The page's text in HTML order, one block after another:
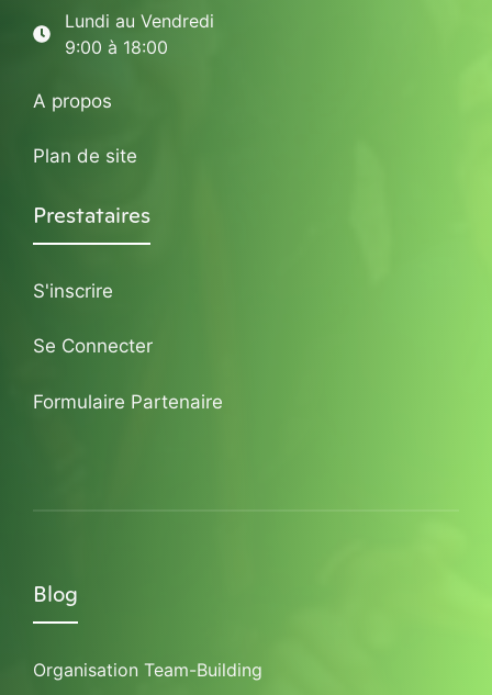
Lundi au Vendredi
9:00 à 18:00
A propos
Plan de site
Prestataires
S'inscrire
Se Connecter
Formulaire Partenaire
Blog
Organisation Team-Building